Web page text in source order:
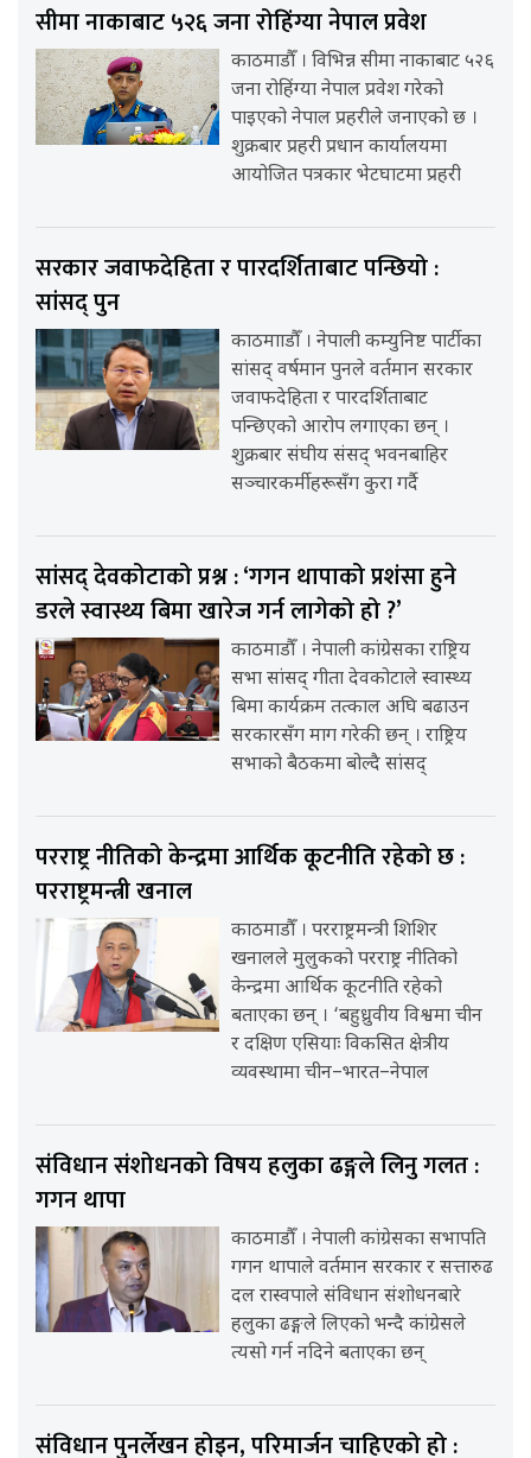
सीमा नाकाबाट ५२६ जना रोहिंग्या नेपाल प्रवेश
काठमाडौँ । विभिन्न सीमा नाकाबाट ५२६
जना रोहिंग्या नेपाल प्रवेश गरेको
पाइएको नेपाल प्रहरीले जनाएको छ ।
शुक्रबार प्रहरी प्रधान कार्यालयमा
आयोजित पत्रकार भेटघाटमा प्रहरी
सरकार जवाफदेहिता र पारदर्शिताबाट पन्छियो :
सांसद् पुन
काठमााडौँ । नेपाली कम्युनिष्ट पार्टीका
सांसद् वर्षमान पुनले वर्तमान सरकार
जवाफदेहिता र पारदर्शिताबाट
पन्छिएको आरोप लगाएका छन् ।
शुक्रबार संघीय संसद् भवनबाहिर
सञ्चारकर्मीहरूसँग कुरा गर्दै
सांसद् देवकोटाको प्रश्न : ‘गगन थापाको प्रशंसा हुने
डरले स्वास्थ्य बिमा खारेज गर्न लागेको हो ?’
काठमाडौँ । नेपाली कांग्रेसका राष्ट्रिय
सभा सांसद् गीता देवकोटाले स्वास्थ्य
बिमा कार्यक्रम तत्काल अघि बढाउन
सरकारसँग माग गरेकी छन् । राष्ट्रिय
सभाको बैठकमा बोल्दै सांसद्
परराष्ट्र नीतिको केन्द्रमा आर्थिक कूटनीति रहेको छ :
परराष्ट्रमन्त्री खनाल
काठमाडौँ । परराष्ट्रमन्त्री शिशिर
खनालले मुलुकको परराष्ट्र नीतिको
केन्द्रमा आर्थिक कूटनीति रहेको
बताएका छन् । ‘बहुध्रुवीय विश्वमा चीन
र दक्षिण एसियाः विकसित क्षेत्रीय
व्यवस्थामा चीन–भारत–नेपाल
संविधान संशोधनको विषय हलुका ढङ्गले लिनु गलत :
गगन थापा
काठमाडौँ । नेपाली कांग्रेसका सभापति
गगन थापाले वर्तमान सरकार र सत्तारुढ
दल रास्वपाले संविधान संशोधनबारे
हलुका ढङ्गले लिएको भन्दै कांग्रेसले
त्यसो गर्न नदिने बताएका छन्
संविधान पुनर्लेखन होइन, परिमार्जन चाहिएको हो :